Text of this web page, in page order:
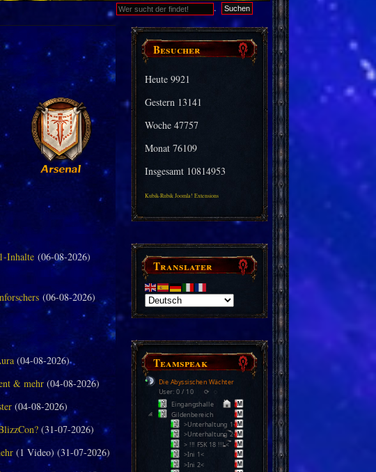
. Suchen
Besucher
Heute9921
Gestern 13141
Woche47757
Monat76109
Insgesamt 10814953
Kubik-Rubik Joomla! Extensions
Translater
Teamspeak
Die Abyssischen Wächter
User: 0 / 10 ⟳
Eingangshalle
Gildenbereich
>Unterhaltung 1<
>Unterhaltung 2<
> !!! FSK 18 !!! <
>Ini 1<
>Ini 2<
Inhalte(06-08-2026)
(06-08-2026)
(04-08-2026)
& mehr(04-08-2026)
(04-08-2026)
(31-07-2026)
(1 Video) (31-07-2026)